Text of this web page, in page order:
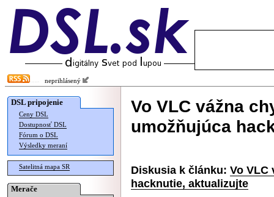
neprihlásený
DSL pripojenie
Ceny DSL
Dostupnosť DSL
Fórum o DSL
Výsledky meraní
Satelitná mapa SR
Merače
Vo VLC vážna
umožňujúca
Diskusia k článku: Vo VLC
hacknutie, aktualizujte